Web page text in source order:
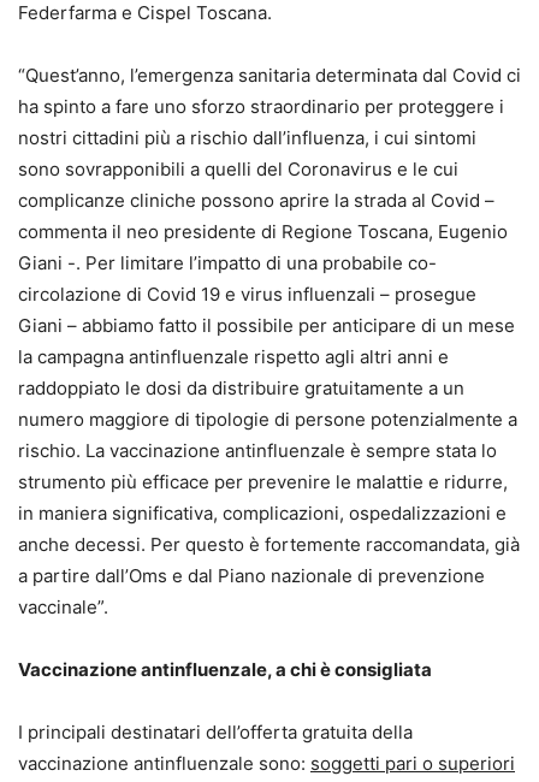
Federfarma e Cispel Toscana.
“Quest’anno, l’emergenza sanitaria determinata dal Covid ci
ha spinto a fare uno sforzo straordinario per proteggere i
nostri cittadini più a rischio dall’influenza, i cui sintomi
sono sovrapponibili a quelli del Coronavirus e le cui
complicanze cliniche possono aprire la strada al Covid –
commenta il neo presidente di Regione Toscana, Eugenio
Giani -. Per limitare l’impatto di una probabile co-
circolazione di Covid 19 e virus influenzali – prosegue
Giani – abbiamo fatto il possibile per anticipare di un mese
la campagna antinfluenzale rispetto agli altri anni e
raddoppiato le dosi da distribuire gratuitamente a un
numero maggiore di tipologie di persone potenzialmente a
rischio. La vaccinazione antinfluenzale è sempre stata lo
strumento più efficace per prevenire le malattie e ridurre,
in maniera significativa, complicazioni, ospedalizzazioni e
anche decessi. Per questo è fortemente raccomandata, già
a partire dall’Oms e dal Piano nazionale di prevenzione
vaccinale”.
Vaccinazione antinfluenzale, a chi è consigliata
I principali destinatari dell’offerta gratuita della
vaccinazione antinfluenzale sono: soggetti pari o superiori